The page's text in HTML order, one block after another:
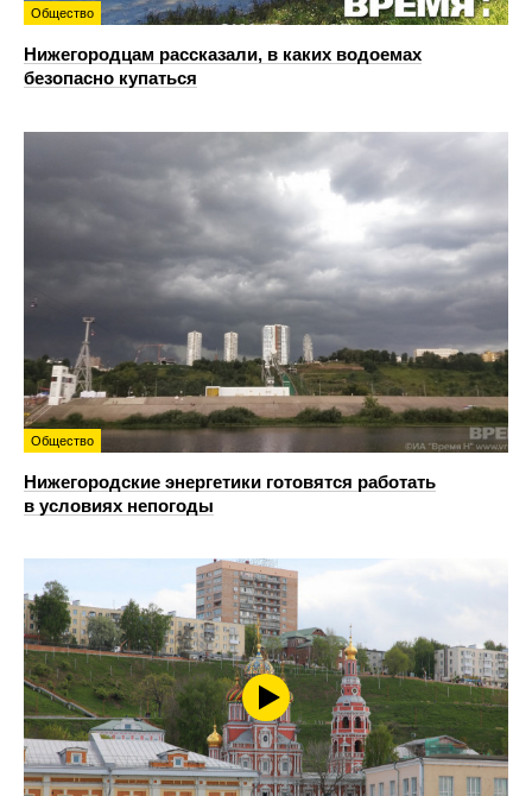
Общество
Нижегородцам рассказали, в каких водоемах
безопасно купаться
Общество
Нижегородские энергетики готовятся работать
в условиях непогоды